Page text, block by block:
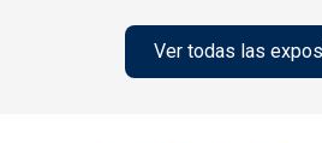
Ver todas las